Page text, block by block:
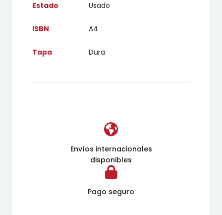
Estado Usado
ISBN A4
Tapa Dura
Envíos internacionales
disponibles
Pago seguro